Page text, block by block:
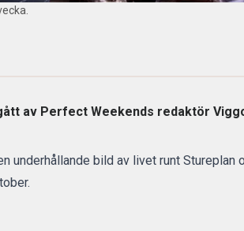
av Perfect Weekends redaktör
underhållande bild av livet runt Stureplan